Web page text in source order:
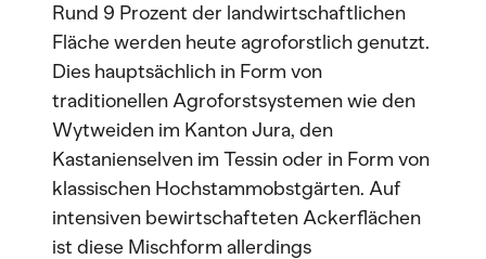
Rund 9 Prozent der landwirtschaftlichen
Fläche werden heute agroforstlich genutzt.
Dies hauptsächlich in Form von
traditionellen Agroforstsystemen wie den
Wytweiden im Kanton Jura, den
Kastanienselven im Tessin oder in Form von
klassischen Hochstammobstgärten. Auf
intensiven bewirtschafteten Ackerflächen
ist diese Mischform allerdings